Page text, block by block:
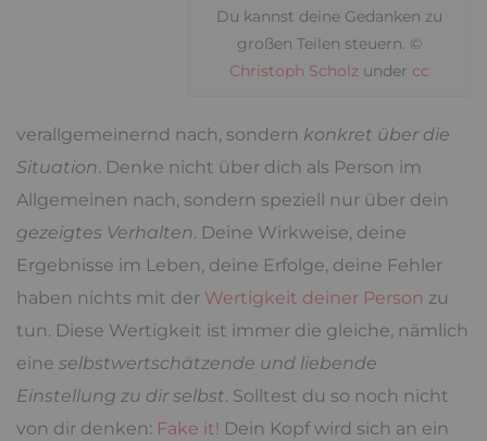
Du kannst deine Gedanken zu
großen Teilen steuern. ©
Christoph Scholz under cc
verallgemeinernd nach, sondern konkret über die
Situation. Denke nicht über dich als Person im
Allgemeinen nach, sondern speziell nur über dein
gezeigtes Verhalten. Deine Wirkweise, deine
Ergebnisse im Leben, deine Erfolge, deine Fehler
haben nichts mit der Wertigkeit deiner Person zu
tun. Diese Wertigkeit ist immer die gleiche, nämlich
eine selbstwertschätzende und liebende
Einstellung zu dir selbst. Solltest du so noch nicht
von dir denken: Fake it! Dein Kopf wird sich an ein